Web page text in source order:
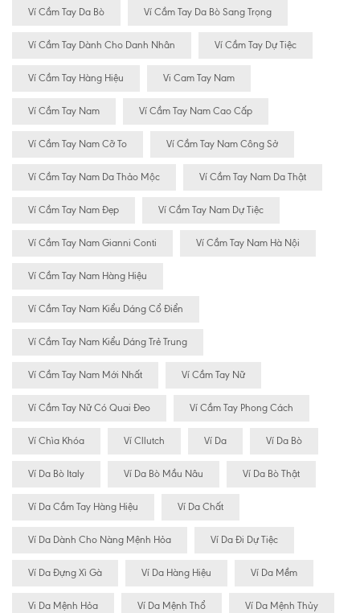
Ví Cầm Tay Da Bò Ví Cầm Tay Da Bò Sang Trọng
Ví Cầm Tay Dành Cho Danh Nhân Ví Cầm Tay Dự Tiệc
Ví Cầm Tay Hàng Hiệu Vi Cam Tay Nam
Ví Cầm Tay Nam Ví Cầm Tay Nam Cao Cấp
Ví Cầm Tay Nam Cỡ To Ví Cầm Tay Nam Công Sở
Ví Cầm Tay Nam Da Thảo Mộc Ví Cầm Tay Nam Da Thật
Ví Cầm Tay Nam Đẹp Ví Cầm Tay Nam Dự Tiệc
Ví Cầm Tay Nam Gianni Conti Ví Cầm Tay Nam Hà Nội
Ví Cầm Tay Nam Hàng Hiệu
Ví Cầm Tay Nam Kiểu Dáng Cổ Điển
Ví Cầm Tay Nam Kiểu Dáng Trẻ Trung
Ví Cầm Tay Nam Mới Nhất Ví Cầm Tay Nữ
Ví Cầm Tay Nữ Có Quai Đeo Ví Cầm Tay Phong Cách
Ví Chìa Khóa Ví Cllutch Ví Da Ví Da Bò
Ví Da Bò Italy Ví Da Bò Mầu Nâu Ví Da Bò Thật
Ví Da Cầm Tay Hàng Hiệu Ví Da Chất
Ví Da Dành Cho Nàng Mệnh Hỏa Ví Da Đi Dự Tiệc
Ví Da Đựng Xì Gà Ví Da Hàng Hiệu Ví Da Mềm
Vi Da Mệnh Hỏa Ví Da Mệnh Thổ Ví Da Mệnh Thủy